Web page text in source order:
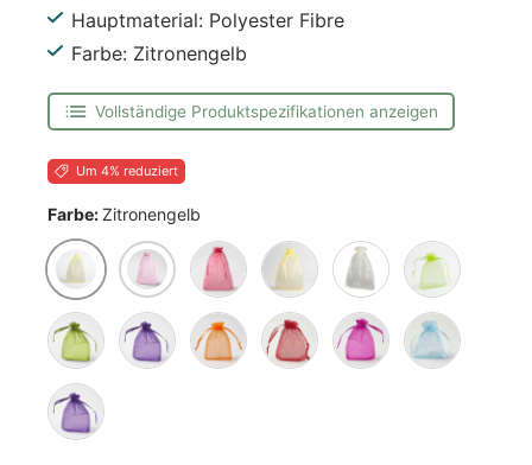
Hauptmaterial: Polyester Fibre
Farbe: Zitronengelb
Vollständige Produktspezifikationen anzeigen
Um 4% reduziert
Farbe:Zitronengelb
Zitronengelb
Rosa
BordeauxGold Creme Apfelgrün
ArmeegrünViolett Orange Rot Fuchsie RosaHimmelblau
Violett